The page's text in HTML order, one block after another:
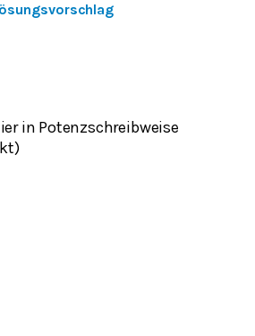
in Potenzschreibweise